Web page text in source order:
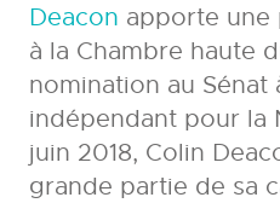
Deacon apporte une
à la Chambre haute
nomination au
indépendant pour la
juin 2018, Colin
grande partie de sa